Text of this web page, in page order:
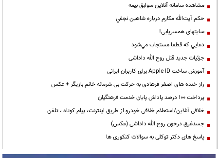
مشاهده سامانه آنلاين سوابق بیمه
حكم آيت‌الله مكارم درباره شاهين نجفي
سایتهای همسریابی!
دعايي كه قطعا مستجاب مي‌شود
جزئیات جدید قتل روح الله داداشی
آموزش ساخت Apple ID برای کاربران ایرانی
راز خنده های اصغر فرهادی به حرکت بی شرمانه خانم بازیگر + عکس
پرداخت ۱۰۰ درصد پاداش پایان خدمت فرهنگیان
خلافی آنلاین/استعلام خلافی خودرو از طریق اینترنت، پیام کوتاه ، تلفن
جسدغرق درخون روح الله داداشی (عکس)
پاسخ های دکتر توکلی به سوالات کنکوری ها